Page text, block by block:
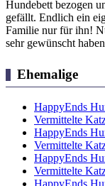
Hundebett bezogen
gefällt. Endlich ein
Familie nur für ihn!
sehr gewünscht
Ehemalige
HappyEnds
Vermittelte
HappyEnds
Vermittelte
HappyEnds
Vermittelte
HappyEnds